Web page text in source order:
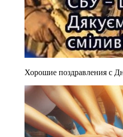
Хорошие поздравления с